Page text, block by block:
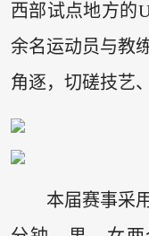
西部试点地方的
余名运动员与教
角逐，切磋技艺
本届赛事采